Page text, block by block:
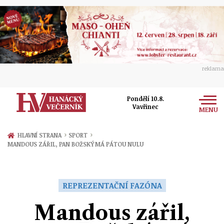
reklama
Pondělí 10.8.
Vavřinec
MENU
Zprávy
Přerov
Ekonomika
Sport
HLAVNÍ STRANA › SPORT ›
MANDOUS ZÁŘIL, PAN BOŽSKÝ MÁ PÁTOU NULU
REPREZENTAČNÍ FAZÓNA
Mandous zářil,